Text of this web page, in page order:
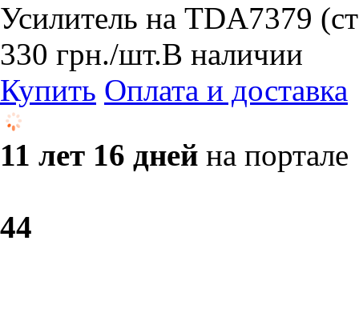
Усилитель на TDA7379
330 грн./шт.В наличии
Купить Оплата и доставка
11 лет 16 дней на портале
44